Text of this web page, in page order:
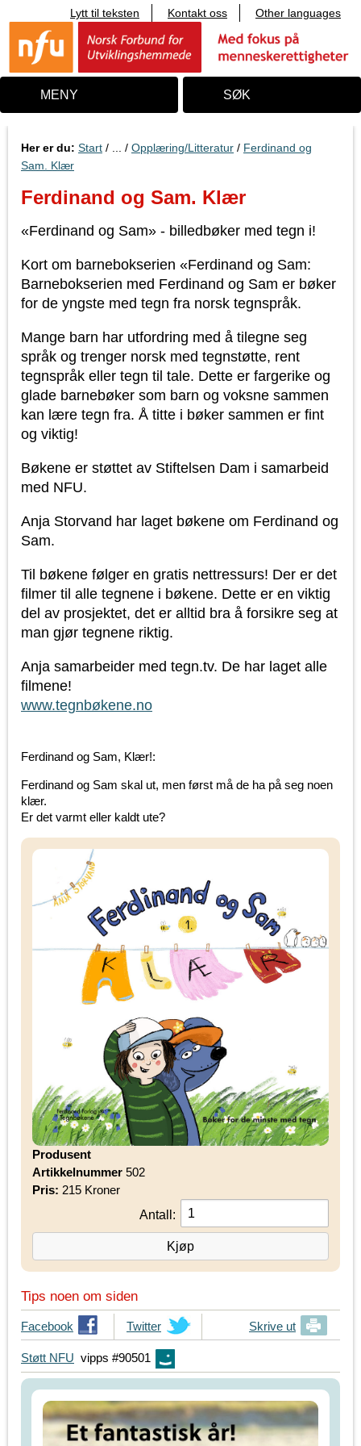
i
n
o
Lytt til teksten Kontakt oss Other languages
MENY SØK
Her er du: Start / ... / Opplæring/Litteratur / Ferdinand og
Sam. Klær
Ferdinand og Sam. Klær
«Ferdinand og Sam» - billedbøker med tegn i!
Kort om barnebokserien «Ferdinand og Sam:
Barnebokserien med Ferdinand og Sam er bøker
for de yngste med tegn fra norsk tegnspråk.
Mange barn har utfordring med å tilegne seg
språk og trenger norsk med tegnstøtte, rent
tegnspråk eller tegn til tale. Dette er fargerike og
glade barnebøker som barn og voksne sammen
kan lære tegn fra. Å titte i bøker sammen er fint
og viktig!
Bøkene er støttet av Stiftelsen Dam i samarbeid
med NFU.
Anja Storvand har laget bøkene om Ferdinand og
Sam.
Til bøkene følger en gratis nettressurs! Der er det
filmer til alle tegnene i bøkene. Dette er en viktig
del av prosjektet, det er alltid bra å forsikre seg at
man gjør tegnene riktig.
Anja samarbeider med tegn.tv. De har laget alle
filmene!
www.tegnbøkene.no
Ferdinand og Sam, Klær!:
Ferdinand og Sam skal ut, men først må de ha på seg noen
klær.
Er det varmt eller kaldt ute?
Produsent
Artikkelnummer 502
Pris: 215 Kroner
Antall:
Tips noen om siden
T
i
p
s
Facebook
T
i
p
s
i
n
Twitter Skrive ut
Støtt NFU vipps #90501